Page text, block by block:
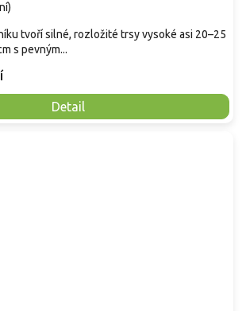
)
Detail
tvoří silné, rozložité trsy vysoké asi 20–25
s pevným...